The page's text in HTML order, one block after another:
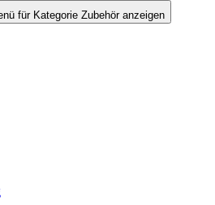
für Kategorie Zubehör anzeigen